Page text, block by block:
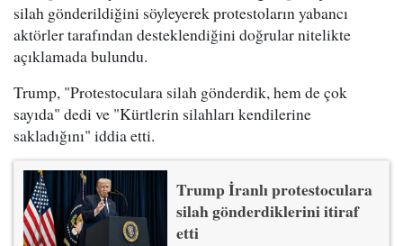
silah gönderildiğini söyleyerek protestoların yabancı
aktörler tarafından desteklendiğini doğrular nitelikte
açıklamada bulundu.
Trump, "Protestoculara silah gönderdik, hem de çok
sayıda" dedi ve "Kürtlerin silahları kendilerine
sakladığını" iddia etti.
Trump İranlı protestoculara
silah gönderdiklerini itiraf
etti